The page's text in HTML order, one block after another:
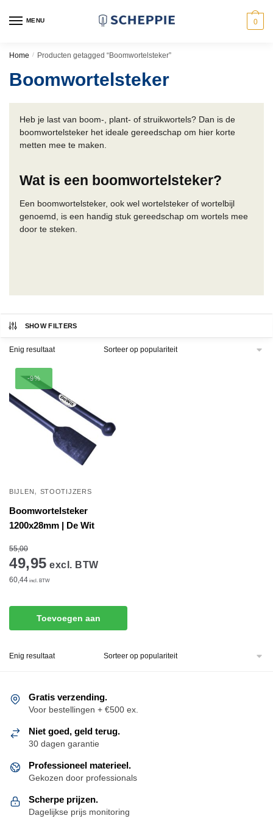
MENU 0
Home / Producten getagged “Boomwortelsteker”
Boomwortelsteker
Heb je last van boom-, plant- of struikwortels? Dan is de
boomwortelsteker het ideale gereedschap om hier korte
metten mee te maken.
Wat is een boomwortelsteker?
Een boomwortelsteker, ook wel wortelsteker of wortelbijl
genoemd, is een handig stuk gereedschap om wortels mee
door te steken.
SHOW FILTERS
Enig resultaat
-9%
BIJLEN , STOOTIJZERS
Boomwortelsteker
1200x28mm | De Wit
55,00
49,95 excl. BTW
60,44 incl. BTW
Toevoegen aan
Enig resultaat
Gratis verzending.
Voor bestellingen + €500 ex.
Niet goed, geld terug.
30 dagen garantie
Professioneel materieel.
Gekozen door professionals
Scherpe prijzen.
Dagelijkse prijs monitoring